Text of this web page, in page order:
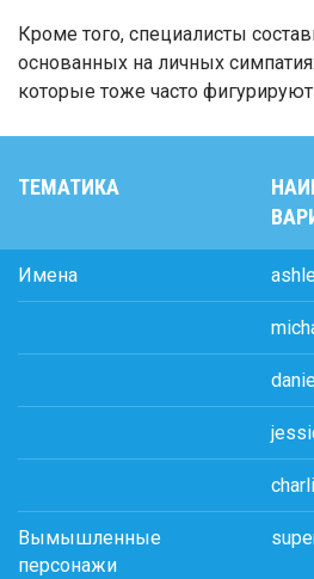
Кроме того, специалисты
основанных на личных
которые тоже часто фигурируют
ТЕМАТИКА
Имена
Вымышленные
персонажи